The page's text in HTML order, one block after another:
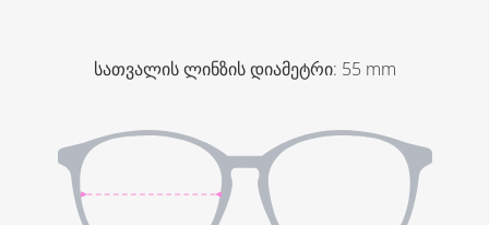
სათვალის ლინზის დიამეტრი: 55 mm